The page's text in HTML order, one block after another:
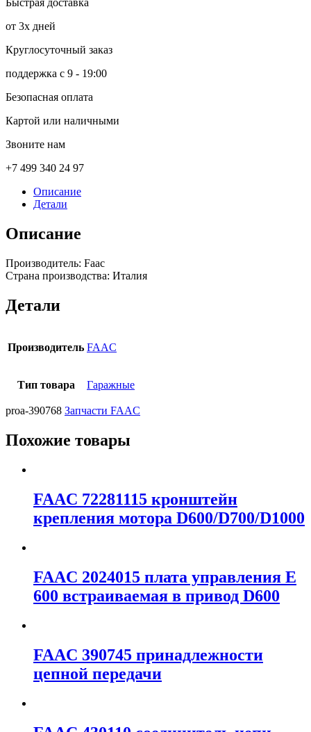
от 3х дней
Круглосуточный заказ
поддержка с 9 - 19:00
Безопасная оплата
Картой или наличными
Звоните нам
+7 499 340 24 97
Описание
Детали
Описание
Производитель: Faac
Страна производства: Италия
Детали
Производитель FAAC
Тип товара Гаражные
proa-390768 Запчасти FAAC
Похожие товары
FAAC 72281115 кронштейн
крепления мотора D600/D700/D1000
FAAC 2024015 плата управления E
600 встраиваемая в привод D600
FAAC 390745 принадлежности
цепной передачи